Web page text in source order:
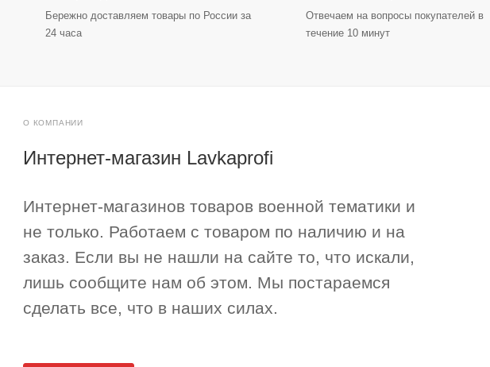
Бережно доставляем товары по России за
24 часа
Отвечаем на вопросы покупателей в
течение 10 минут
О КОМПАНИИ
Интернет-магазин Lavkaprofi
Интернет-магазинов товаров военной тематики и
не только. Работаем с товаром по наличию и на
заказ. Если вы не нашли на сайте то, что искали,
лишь сообщите нам об этом. Мы постараемся
сделать все, что в наших силах.